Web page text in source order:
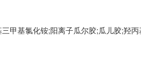
甲基氯化铵;阳离子瓜尔胶;瓜儿胶;羟